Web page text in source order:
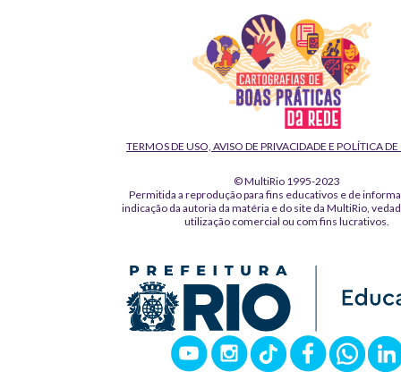
TERMOS DE USO, AVISO DE PRIVACIDADE E POLÍTICA
© MultiRio 1995-2023
Permitida a reprodução para fins educativos e de
indicação da autoria da matéria e do site da MultiRio,
utilização comercial ou com fins lucrativos.